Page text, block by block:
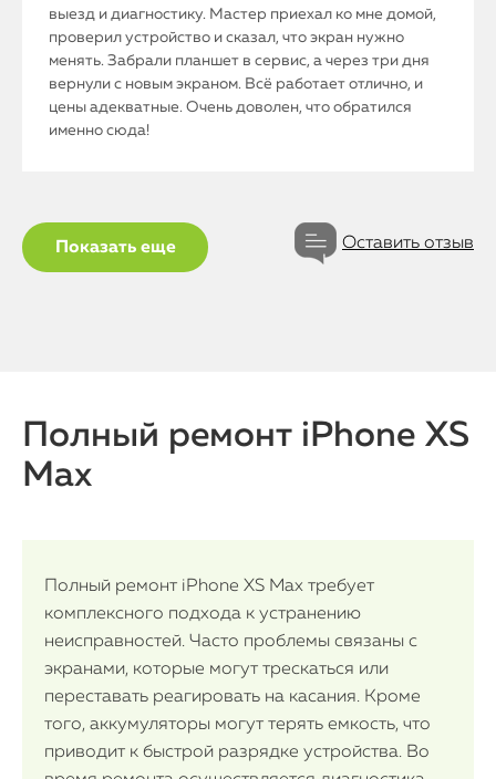
выезд и диагностику. Мастер приехал ко мне домой,
проверил устройство и сказал, что экран нужно
менять. Забрали планшет в сервис, а через три дня
вернули с новым экраном. Всё работает отлично, и
цены адекватные. Очень доволен, что обратился
именно сюда!
Показать еще Оставить отзыв
Полный ремонт iPhone XS
Max
Полный ремонт iPhone XS Max требует
комплексного подхода к устранению
неисправностей. Часто проблемы связаны с
экранами, которые могут трескаться или
переставать реагировать на касания. Кроме
того, аккумуляторы могут терять емкость, что
приводит к быстрой разрядке устройства. Во